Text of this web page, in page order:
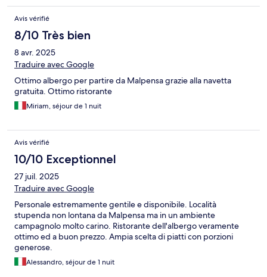
Avis vérifié
8/10 Très bien
8 avr. 2025
Traduire avec Google
Ottimo albergo per partire da Malpensa grazie alla navetta
gratuita. Ottimo ristorante
Miriam, séjour de 1 nuit
Avis vérifié
10/10 Exceptionnel
27 juil. 2025
Traduire avec Google
Personale estremamente gentile e disponibile. Località
stupenda non lontana da Malpensa ma in un ambiente
campagnolo molto carino. Ristorante dell'albergo veramente
ottimo ed a buon prezzo. Ampia scelta di piatti con porzioni
generose.
Alessandro, séjour de 1 nuit